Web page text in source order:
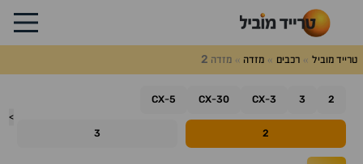
טרייד מוביל רכבים מזדה מזדה 2
>
2
3
CX-3
CX-30
CX-5
2
3